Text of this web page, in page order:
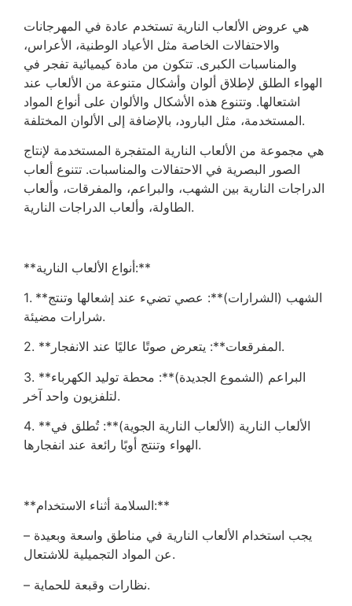
هي عروض الألعاب النارية تستخدم عادة في المهرجانات
والاحتفالات الخاصة مثل الأعياد الوطنية، الأعراس،
والمناسبات الكبرى. تتكون من مادة كيميائية تفجر في
الهواء الطلق لإطلاق ألوان وأشكال متنوعة من الألعاب عند
اشتعالها. وتتنوع هذه الأشكال والألوان على أنواع المواد
المستخدمة، مثل البارود، بالإضافة إلى الألوان المختلفة.
هي مجموعة من الألعاب النارية المتفجرة المستخدمة لإنتاج
الصور البصرية في الاحتفالات والمناسبات. تتنوع ألعاب
الدراجات النارية بين الشهب، والبراعم، والمفرقات، وألعاب
الطاولة، وألعاب الدراجات النارية.
**أنواع الألعاب النارية:**
1. **الشهب (الشرارات)**: عصي تضيء عند إشعالها وتنتج
شرارات مضيئة.
2. **المفرقعات**: يتعرض صوتًا عاليًا عند الانفجار.
3. **البراعم (الشموع الجديدة)**: محطة توليد الكهرباء
لتلفزيون واحد آخر.
4. **الألعاب النارية (الألعاب النارية الجوية)**: تُطلق في
الهواء وتنتج أوبًا رائعة عند انفجارها.
**السلامة أثناء الاستخدام:**
– يجب استخدام الألعاب النارية في مناطق واسعة وبعيدة
عن المواد التجميلية للاشتعال.
– نظارات وقبعة للحماية.